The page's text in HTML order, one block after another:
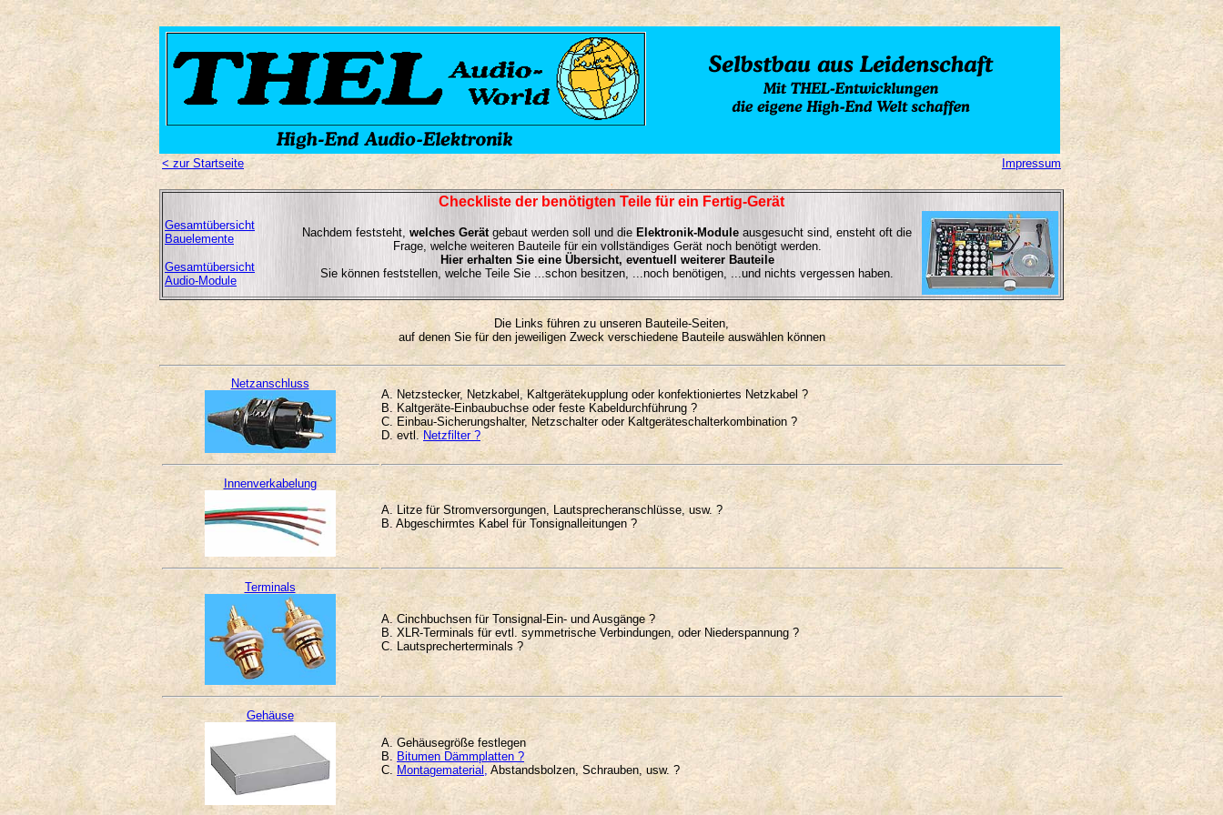
< zur Startseite Impressum
.
Checkliste der benötigten Teile für ein Fertig-Gerät
Gesamtübersicht
Bauelemente
Gesamtübersicht
Audio-Module
Nachdem feststeht, welches Gerätgebaut werden soll und die Elektronik-Module ausgesucht sind, ensteht oft die
Frage, welche weiteren Bauteile für ein vollständiges Gerät noch benötigt werden.
Hier erhalten Sie eine Übersicht, eventuell weiterer Bauteile
Sie können feststellen, welche Teile Sie ...schon besitzen, ...noch benötigen, ...und nichts vergessen haben.
.
Die Links führen zu unseren Bauteile-Seiten,
auf denen Sie für den jeweiligen Zweck verschiedene Bauteile auswählen können
.
Netzanschluss
A. Netzstecker, Netzkabel, Kaltgerätekupplung oder konfektioniertes Netzkabel ?
B. Kaltgeräte-Einbaubuchse oder feste Kabeldurchführung ?
C. Einbau-Sicherungshalter, Netzschalter oder Kaltgeräteschalterkombination ?
D. evtl.Netzfilter ?
Innenverkabelung
A. Litze für Stromversorgungen, Lautsprecheranschlüsse, usw. ?
B. Abgeschirmtes Kabel für Tonsignalleitungen ?
Terminals
A. Cinchbuchsen für Tonsignal-Ein- und Ausgänge ?
B. XLR-Terminals für evtl. symmetrische Verbindungen, oder Niederspannung ?
C. Lautsprecherterminals ?
Gehäuse
A. Gehäusegröße festlegen
B. Bitumen Dämmplatten ?
C. Montagematerial, Abstandsbolzen, Schrauben, usw. ?